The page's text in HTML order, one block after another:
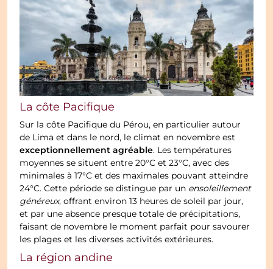
La côte Pacifique
Sur la côte Pacifique du Pérou, en particulier autour
de Lima et dans le nord, le climat en novembre est
exceptionnellement agréable. Les températures
moyennes se situent entre 20°C et 23°C, avec des
minimales à 17°C et des maximales pouvant atteindre
24°C. Cette période se distingue par un ensoleillement
généreux, offrant environ 13 heures de soleil par jour,
et par une absence presque totale de précipitations,
faisant de novembre le moment parfait pour savourer
les plages et les diverses activités extérieures.
La région andine